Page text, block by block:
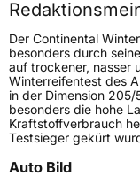
Lastindex93
Höchstlast650 kg
Gewicht (in kg)
Der Continental
besonders durch
auf trockener, nasser
Winterreifentest des
in der Dimension
besonders die hohe
Kraftstoffverbrauch
Testsieger gekürt
Auto Bild